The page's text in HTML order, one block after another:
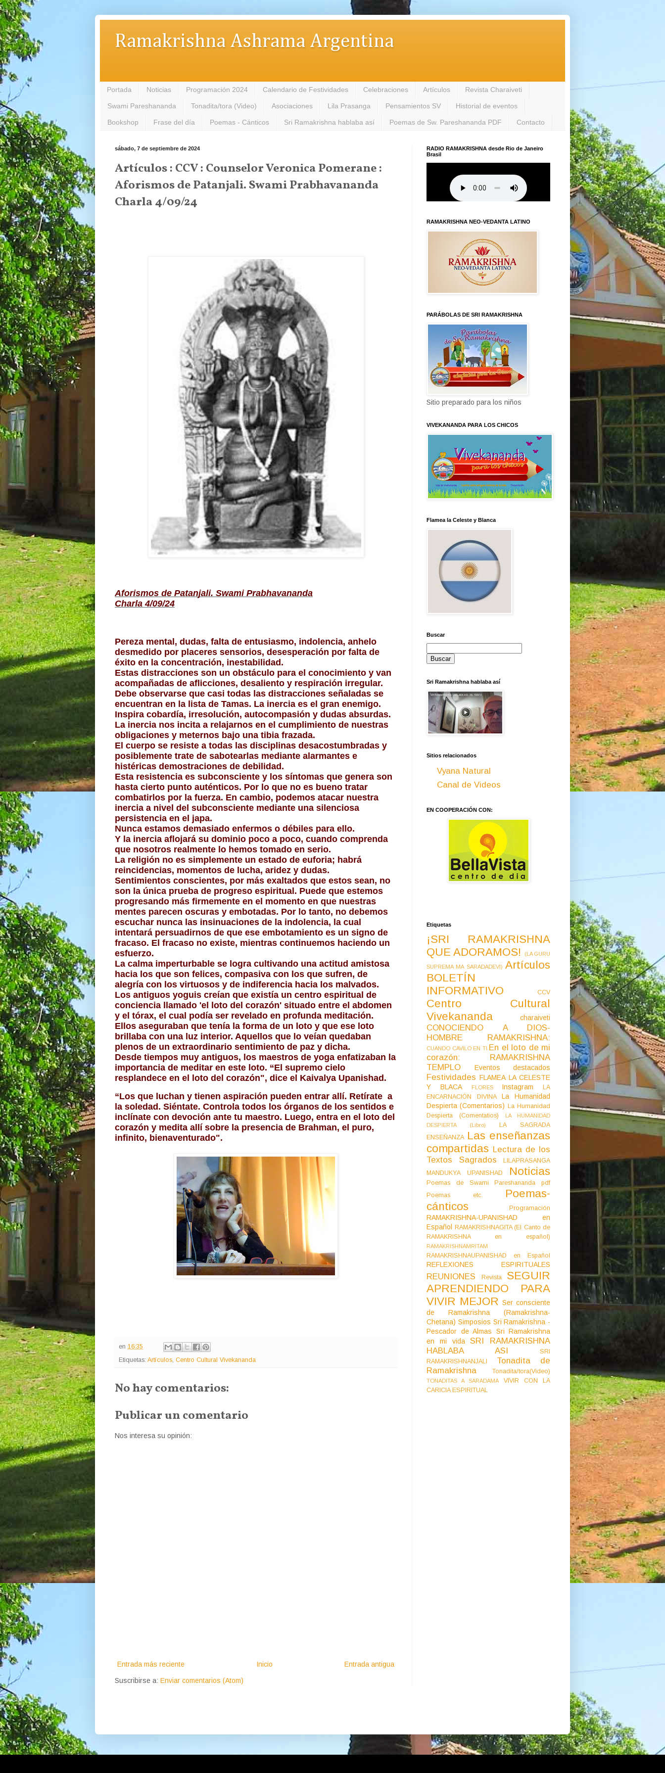
Ramakrishna Ashrama Argentina
Portada Noticias Programación 2024 Calendario de Festividades Celebraciones Artículos Revista Charaiveti
Swami Pareshananda Tonadita/tora (Video) Asociaciones Lila Prasanga Pensamientos SV Historial de eventos
Bookshop Frase del día Poemas - Cánticos Sri Ramakrishna hablaba así Poemas de Sw. Pareshananda PDF Contacto
sábado, 7 de septiembre de 2024
Artículos : CCV : Counselor Veronica Pomerane :
Aforismos de Patanjali. Swami Prabhavananda
Charla 4/09/24
Aforismos de Patanjali. Swami Prabhavananda
Charla 4/09/24
Pereza mental, dudas, falta de entusiasmo, indolencia, anhelo
desmedido por placeres sensorios, desesperación por falta de
éxito en la concentración, inestabilidad.
Estas distracciones son un obstáculo para el conocimiento y van
acompañadas de aflicciones, desaliento y respiración irregular.
Debe observarse que casi todas las distracciones señaladas se
encuentran en la lista de Tamas. La inercia es el gran enemigo.
Inspira cobardía, irresolución, autocompasión y dudas absurdas.
La inercia nos incita a relajarnos en el cumplimiento de nuestras
obligaciones y meternos bajo una tibia frazada.
El cuerpo se resiste a todas las disciplinas desacostumbradas y
posiblemente trate de sabotearlas mediante alarmantes e
histéricas demostraciones de debilidad.
Esta resistencia es subconsciente y los síntomas que genera son
hasta cierto punto auténticos. Por lo que no es bueno tratar
combatirlos por la fuerza. En cambio, podemos atacar nuestra
inercia a nivel del subconsciente mediante una silenciosa
persistencia en el japa.
Nunca estamos demasiado enfermos o débiles para ello.
Y la inercia aflojará su dominio poco a poco, cuando comprenda
que nosotros realmente lo hemos tomado en serio.
La religión no es simplemente un estado de euforia; habrá
reincidencias, momentos de lucha, aridez y dudas.
Sentimientos conscientes, por más exaltados que estos sean, no
son la única prueba de progreso espiritual. Puede que estemos
progresando más firmemente en el momento en que nuestras
mentes parecen oscuras y embotadas. Por lo tanto, no debemos
escuchar nunca las insinuaciones de la indolencia, la cual
intentará persuadirnos de que ese embotamiento es un signo de
fracaso. El fracaso no existe, mientras continuemos haciendo un
esfuerzo.
La calma imperturbable se logra cultivando una actitud amistosa
hacia los que son felices, compasiva con los que sufren, de
alegría con los virtuosos y de indiferencia hacia los malvados.
Los antiguos yoguis creían que existía un centro espiritual de
conciencia llamado 'el loto del corazón' situado entre el abdomen
y el tórax, el cual podía ser revelado en profunda meditación.
Ellos aseguraban que tenía la forma de un loto y que ese loto
brillaba con una luz interior. Aquellos que lo veían quedaban
plenos de un extraordinario sentimiento de paz y dicha.
Desde tiempos muy antiguos, los maestros de yoga enfatizaban la
importancia de meditar en este loto. “El supremo cielo
resplandece en el loto del corazón", dice el Kaivalya Upanishad.
“Los que luchan y tienen aspiración pueden entrar allí. Retírate  a
la soledad. Siéntate. Controla todos los órganos de los sentidos e
inclínate con devoción ante tu maestro. Luego, entra en el loto del
corazón y medita allí sobre la presencia de Brahman, el puro,
infinito, bienaventurado".
en 16:35
Etiquetas: Artículos, Centro Cultural Vivekananda
No hay comentarios:
Publicar un comentario
Nos interesa su opinión:
Entrada más reciente Entrada antigua
Inicio
Suscribirse a: Enviar comentarios (Atom)
RADIO RAMAKRISHNA desde Rio de Janeiro
Brasil
RAMAKRISHNA NEO-VEDANTA LATINO
PARÁBOLAS DE SRI RAMAKRISHNA
Sitio preparado para los niños
VIVEKANANDA PARA LOS CHICOS
Flamea la Celeste y Blanca
Buscar
Sri Ramakrishna hablaba así
Sitios relacionados
Vyana Natural
Canal de Videos
EN COOPERACIÓN CON:
Etiquetas
¡SRI RAMAKRISHNA
QUE ADORAMOS!
(LA GURU
SUPREMA MA SARADADEVI) Artículos
BOLETÍN
INFORMATIVO
CCV
Centro Cultural
Vivekananda
charaiveti
CONOCIENDO A DIOS-
HOMBRE RAMAKRISHNA:
CUANDO CAVILO EN TI En el loto de mi
corazón: RAMAKRISHNA
TEMPLO
Eventos destacados
Festividades FLAMEA LA CELESTE
Y BLACA
FLORES Instagram
LA
ENCARNACIÓN DIVINA
La Humanidad
Despierta (Comentarios)
La Humanidad
Despierta (Comentatios)
LA HUMANIDAD
DESPIERTA (Libro)
LA SAGRADA
ENSEÑANZA Las enseñanzas
compartidas Lectura de los
Textos Sagrados
LILAPRASANGA
MANDUKYA UPANISHAD
Noticias
Poemas de Swami Pareshananda pdf
Poemas etc.
Poemas-
cánticos
Programación
RAMAKRISHNA-UPANISHAD en
Español
RAMAKRISHNAGITA (El Canto de
RAMAKRISHNA en español)
RAMAKRISHNAMRITAM
RAMAKRISHNAUPANISHAD en Español
REFLEXIONES ESPIRITUALES
REUNIONES Revista
SEGUIR
APRENDIENDO PARA
VIVIR MEJOR Ser consciente
de Ramakrishna (Ramakrishna-
Chetana) Simposios Sri Ramakrishna -
Pescador de Almas
Sri Ramakrishna
en mi vida
SRI RAMAKRISHNA
HABLABA ASI
SRI
RAMAKRISHNANJALI
Tonadita de
Ramakrishna
Tonadita/tora(Video)
TONADITAS A SARADAMA
VIVIR CON LA
CARICIA ESPIRITUAL